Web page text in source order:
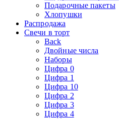
Подарочные пакеты
Хлопушки
Распродажа
Свечи в торт
Back
Двойные числа
Наборы
Цифра 0
Цифра 1
Цифра 10
Цифра 2
Цифра 3
Цифра 4